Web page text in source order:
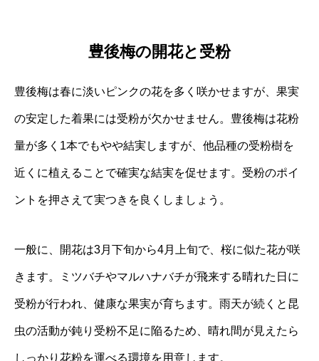
豊後梅の開花と受粉
豊後梅は春に淡いピンクの花を多く咲かせますが、果実
の安定した着果には受粉が欠かせません。豊後梅は花粉
量が多く1本でもやや結実しますが、他品種の受粉樹を
近くに植えることで確実な結実を促せます。受粉のポイ
ントを押さえて実つきを良くしましょう。
一般に、開花は3月下旬から4月上旬で、桜に似た花が咲
きます。ミツバチやマルハナバチが飛来する晴れた日に
受粉が行われ、健康な果実が育ちます。雨天が続くと昆
虫の活動が鈍り受粉不足に陥るため、晴れ間が見えたら
しっかり花粉を運べる環境を用意します。